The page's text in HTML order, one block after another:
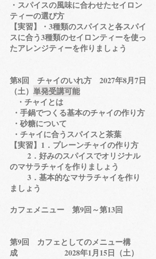
・スパイスの風味に合わせたセイロン
ティーの選び方
【実習】・3種類のスパイスと各スパイ
スに合う3種類のセイロンティーを使っ
たアレンジティーを作りましょう
第8回 チャイのいれ方 2027年8月7日
（土） 単発受講可能
・チャイとは
​・手鍋でつくる基本のチャイの作り方
・砂糖について
・チャイに合うスパイスと茶葉
​【実習】1．プレーンチャイの作り方
2．好みのスパイスでオリジナル
のマサラチャイを作りましょう
3．基本的なマサラチャイを作り
ましょう​​
​カフェメニュー 第9回～第13回
第9回 カフェとしてのメニュー構
成 2028年1月15日（土）